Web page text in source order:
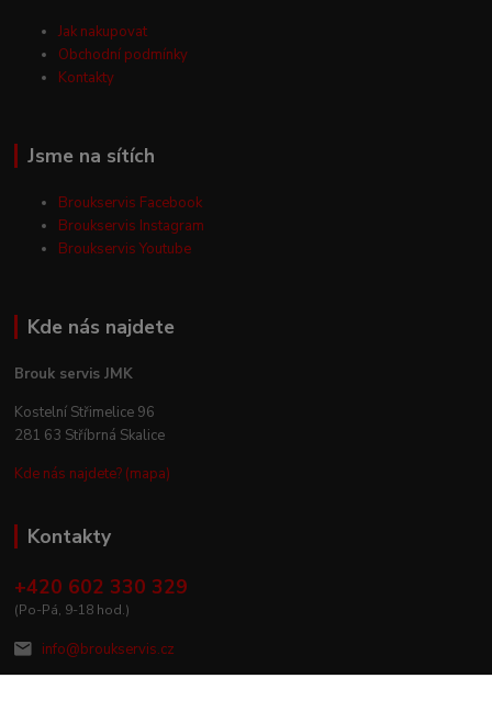
Jak nakupovat
Obchodní podmínky
Kontakty
Jsme na sítích
Broukservis Facebook
Broukservis Instagram
Broukservis Youtube
Kde nás najdete
Brouk servis JMK
Kostelní Střimelice 96
281 63 Stříbrná Skalice
Kde nás najdete? (mapa)
Kontakty
+420 602 330 329
(Po-Pá, 9-18 hod.)
info@broukservis.cz